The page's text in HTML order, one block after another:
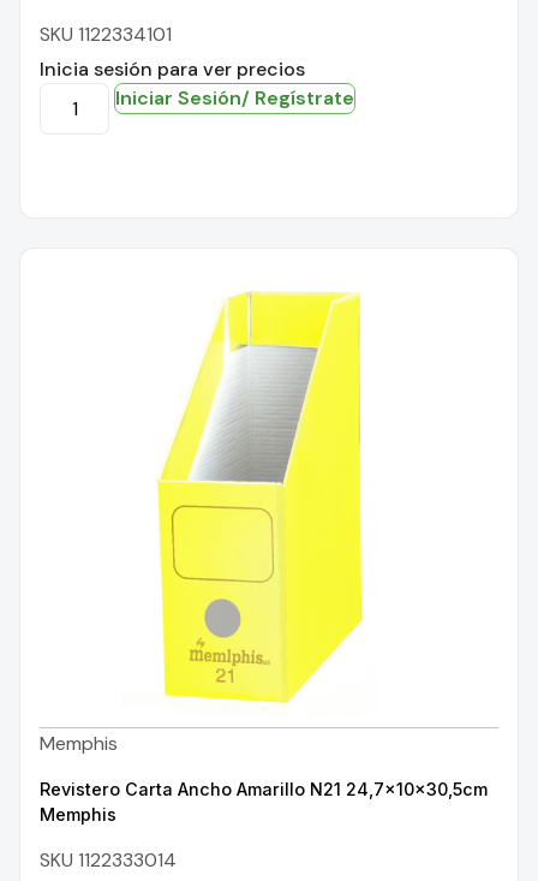
SKU 1122334101
Inicia sesión para ver precios
Iniciar Sesión/ Regístrate
Memphis
Revistero Carta Ancho Amarillo N21 24,7x10x30,5cm
Memphis
SKU 1122333014